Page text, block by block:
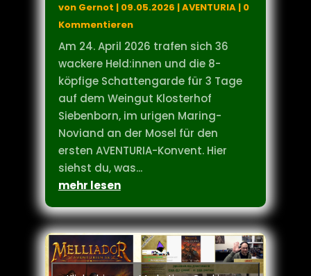
Aftermovie zum 1. AVENTURIA-
Konvent 2026
Kommentieren
Am 24. April 2026 trafen sich 36
wackere Held:innen und die 8-
köpfige Schattengarde für 3 Tage
auf dem Weingut Klosterhof
Siebenborn, im urigen Maring-
Noviand an der Mosel für den
ersten AVENTURIA-Konvent. Hier
mehr lesen